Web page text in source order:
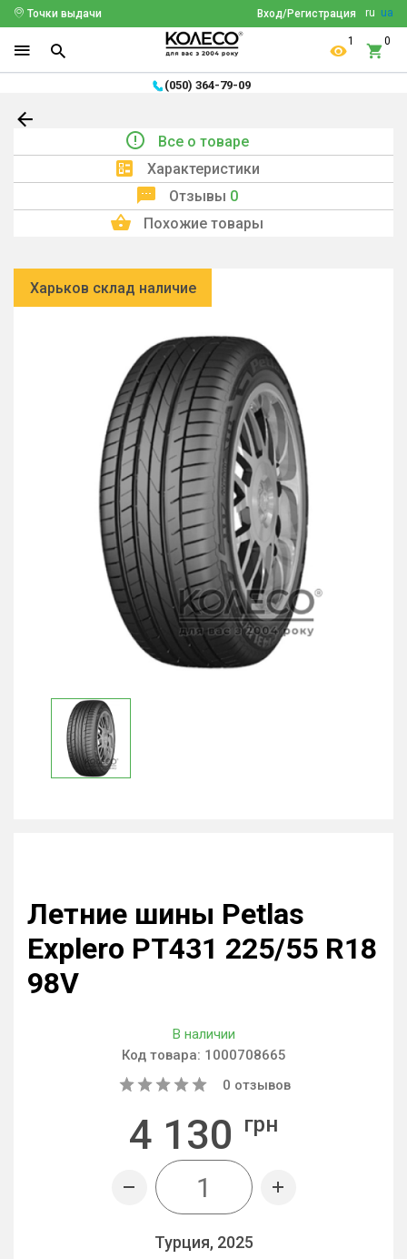
ru ua
Вход/Регистрация
Точки выдачи
1 0
(050) 364-79-09
Все о товаре
Характеристики
Отзывы 0
Похожие товары
Харьков склад наличие
Летние шины Petlas
Explero PT431 225/55 R18
98V
В наличии
Код товара: 1000708665
0 отзывов
4 130 грн
Турция, 2025